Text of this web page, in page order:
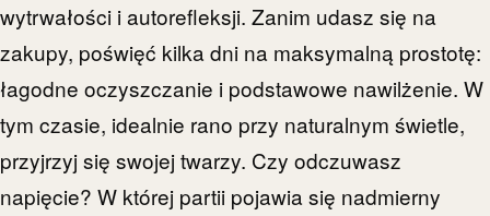
wytrwałości i autorefleksji. Zanim udasz się na
zakupy, poświęć kilka dni na maksymalną prostotę:
łagodne oczyszczanie i podstawowe nawilżenie. W
tym czasie, idealnie rano przy naturalnym świetle,
przyjrzyj się swojej twarzy. Czy odczuwasz
napięcie? W której partii pojawia się nadmierny